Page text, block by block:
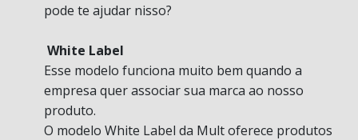
pode te ajudar nisso?
White Label
Esse modelo funciona muito bem quando a
empresa quer associar sua marca ao nosso
produto.
O modelo White Label da Mult oferece produtos